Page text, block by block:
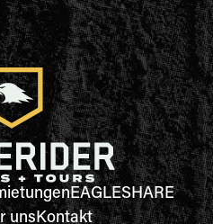
EAGLESHARE
unsKontakt